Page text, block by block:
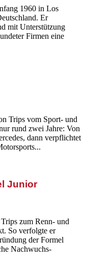
1960 in Los
Er
mit Unterstützung
Firmen eine
Trips vom Sport- und
rund zwei Jahre: Von
dann verpflichtet
Junior
zum Renn- und
So verfolgte er
der Formel
Nachwuchs-